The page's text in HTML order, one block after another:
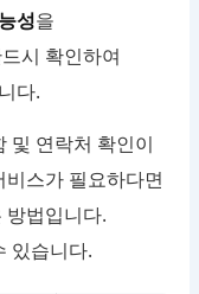
성을
시 확인하여
다.
및 연락처 확인이
스가 필요하다면
방법입니다.
있습니다.